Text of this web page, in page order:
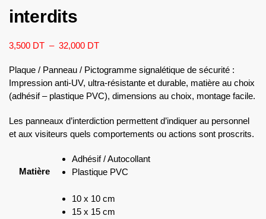
interdits
3,500 DT – 32,000 DT
Plaque / Panneau / Pictogramme signalétique de sécurité :
Impression anti-UV, ultra-résistante et durable, matière au choix
(adhésif – plastique PVC), dimensions au choix, montage facile.
Les panneaux d’interdiction permettent d’indiquer au personnel
et aux visiteurs quels comportements ou actions sont proscrits.
Matière
Adhésif / Autocollant
Plastique PVC
10 x 10 cm
15 x 15 cm